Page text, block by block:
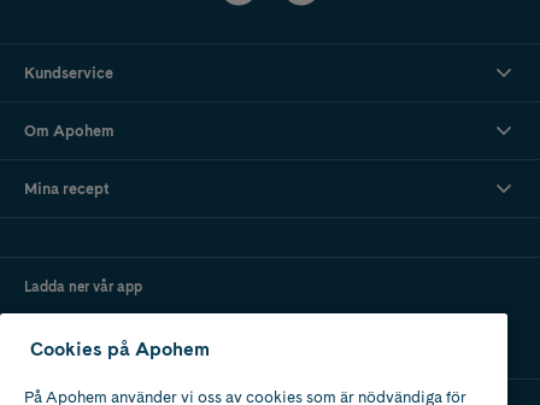
Kundservice
Om Apohem
Mina recept
Ladda ner vår app
Cookies på Apohem
På Apohem använder vi oss av cookies som är nödvändiga för